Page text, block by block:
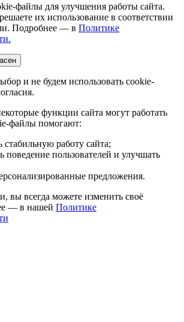
файлы для улучшения работы сайта.
их использование в соответствии
Подробнее — в Политике
и не будем использовать cookie-
функции сайта могут работать
файлы помогают:
стабильную работу сайта;
поведение пользователей и улучшать
предложения.
вы всегда можете изменить своё
— в нашей Политике